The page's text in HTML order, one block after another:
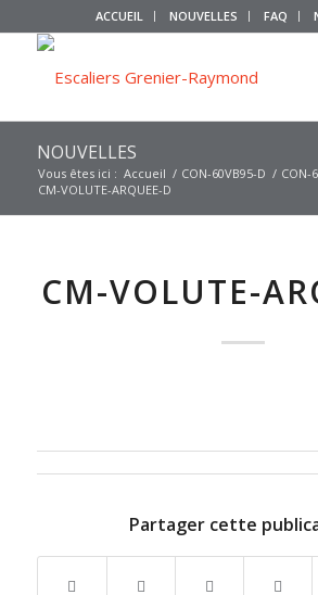
ACCUEIL NOUVELLES FAQ
NOUVELLES
Vous êtes ici : Accueil / CON-60VB95-D / CON-
CM-VOLUTE-ARQUEE-D
CM-VOLUTE-
Partager cette